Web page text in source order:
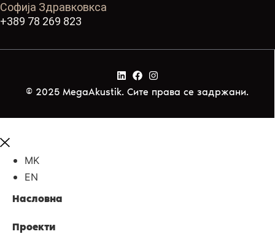
Софија Здравковкса
+389 78 269 823
© 2025 MegaAkustik. Сите права се задржани.
MK
EN
Насловна
Проекти